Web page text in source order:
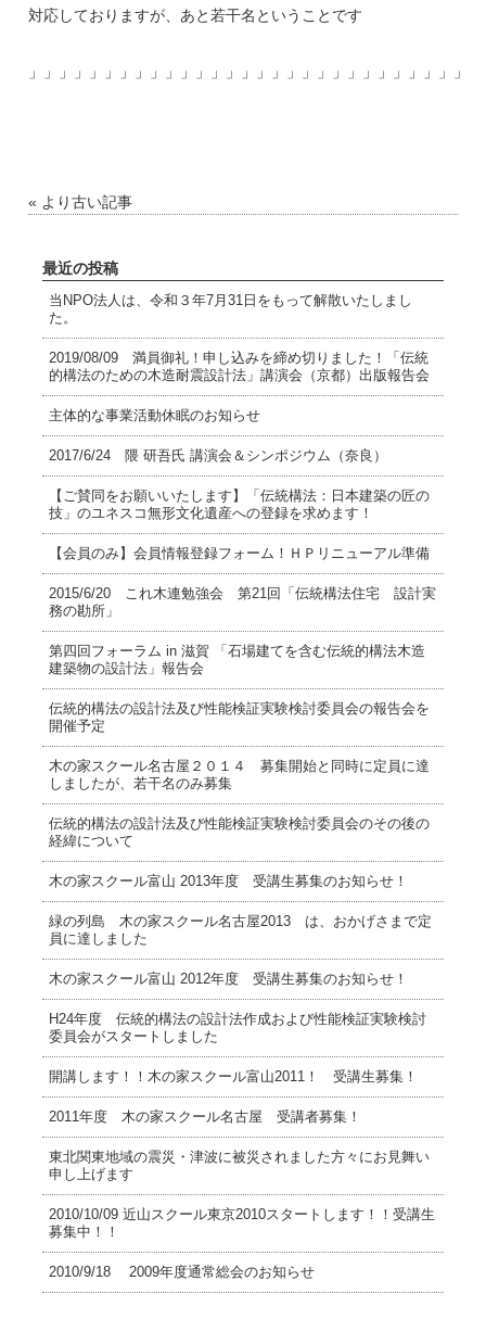
対応しておりますが、あと若干名ということです
」」」」」」」」」」」」」」」」」」」」」」」」」」」」」
« より古い記事
最近の投稿
当NPO法人は、令和３年7月31日をもって解散いたしまし
た。
2019/08/09 満員御礼！申し込みを締め切りました！「伝統
的構法のための木造耐震設計法」講演会（京都）出版報告会
主体的な事業活動休眠のお知らせ
2017/6/24 隈 研吾氏 講演会＆シンポジウム（奈良）
【ご賛同をお願いいたします】「伝統構法：日本建築の匠の
技」のユネスコ無形文化遺産への登録を求めます！
【会員のみ】会員情報登録フォーム！ＨＰリニューアル準備
2015/6/20 これ木連勉強会 第21回「伝統構法住宅 設計実
務の勘所」
第四回フォーラム in 滋賀 「石場建てを含む伝統的構法木造
建築物の設計法」報告会
伝統的構法の設計法及び性能検証実験検討委員会の報告会を
開催予定
木の家スクール名古屋２０１４ 募集開始と同時に定員に達
しましたが、若干名のみ募集
伝統的構法の設計法及び性能検証実験検討委員会のその後の
経緯について
木の家スクール富山 2013年度 受講生募集のお知らせ！
緑の列島 木の家スクール名古屋2013 は、おかげさまで定
員に達しました
木の家スクール富山 2012年度 受講生募集のお知らせ！
H24年度 伝統的構法の設計法作成および性能検証実験検討
委員会がスタートしました
開講します！！木の家スクール富山2011！ 受講生募集！
2011年度 木の家スクール名古屋 受講者募集！
東北関東地域の震災・津波に被災されました方々にお見舞い
申し上げます
2010/10/09 近山スクール東京2010スタートします！！受講生
募集中！！
2010/9/18 2009年度通常総会のお知らせ